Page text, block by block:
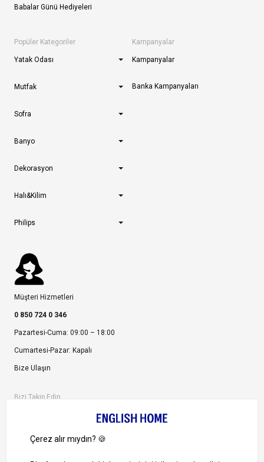
Babalar Günü Hediyeleri
Popüler Kategoriler
Yatak Odası
Mutfak
Sofra
Banyo
Dekorasyon
Halı&Kilim
Philips
Kampanyalar
Kampanyalar
Banka Kampanyaları
Müşteri Hizmetleri
0 850 724 0 346
Pazartesi-Cuma: 09:00 – 18:00
Cumartesi-Pazar: Kapalı
Bize Ulaşın
Bizi Takip Edin